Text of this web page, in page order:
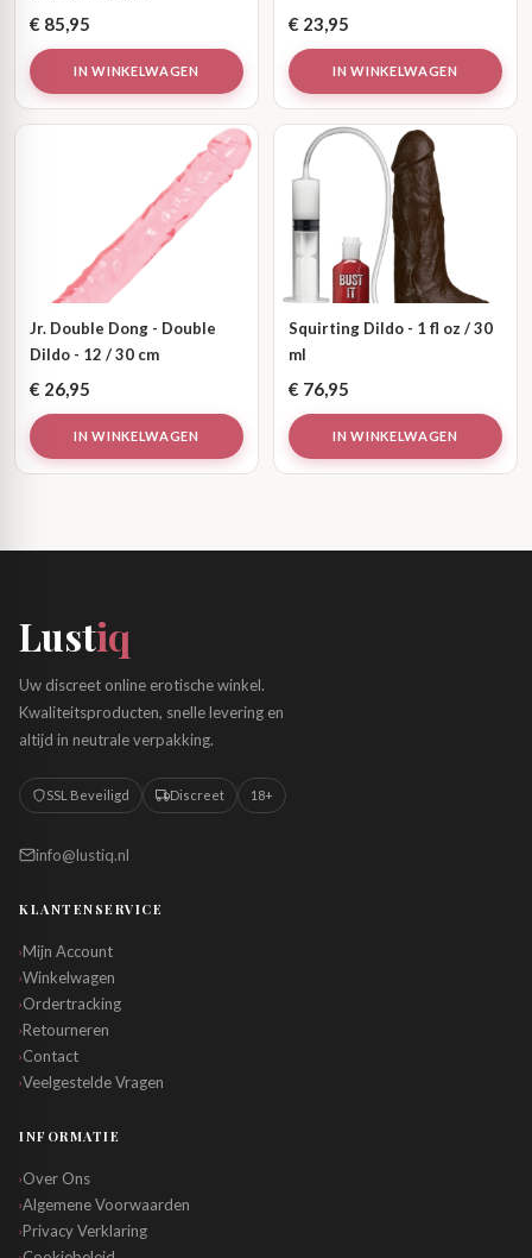
€ 85,95
IN WINKELWAGEN
€ 23,95
IN WINKELWAGEN
Jr. Double Dong - Double
Dildo - 12 / 30 cm
€ 26,95
IN WINKELWAGEN
Squirting Dildo - 1 fl oz / 30
ml
€ 76,95
IN WINKELWAGEN
Lustiq
Uw discreet online erotische winkel.
Kwaliteitsproducten, snelle levering en
altijd in neutrale verpakking.
SSL Beveiligd Discreet 18+
info@lustiq.nl
KLANTENSERVICE
›Mijn Account
›Winkelwagen
›Ordertracking
›Retourneren
›Contact
›Veelgestelde Vragen
INFORMATIE
›Over Ons
›Algemene Voorwaarden
›Privacy Verklaring